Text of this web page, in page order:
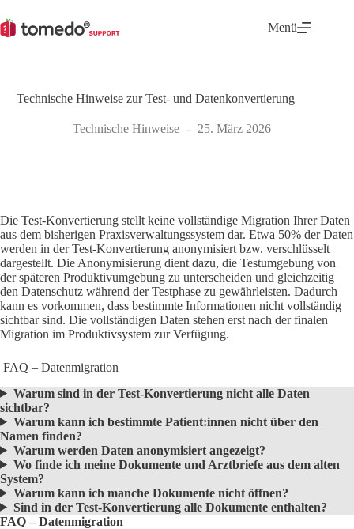
Inhalt
springen
Menü
Technische Hinweise zur Test- und Datenkonvertierung
Technische Hinweise 25. März 2026
Die Test-Konvertierung stellt keine vollständige Migration Ihrer Daten
aus dem bisherigen Praxisverwaltungssystem dar. Etwa 50% der Daten
werden in der Test-Konvertierung anonymisiert bzw. verschlüsselt
dargestellt. Die Anonymisierung dient dazu, die Testumgebung von
der späteren Produktivumgebung zu unterscheiden und gleichzeitig
den Datenschutz während der Testphase zu gewährleisten. Dadurch
kann es vorkommen, dass bestimmte Informationen nicht vollständig
sichtbar sind. Die vollständigen Daten stehen erst nach der finalen
Migration im Produktivsystem zur Verfügung.
FAQ – Datenmigration
Warum sind in der Test-Konvertierung nicht alle Daten
sichtbar?
Warum kann ich bestimmte Patient:innen nicht über den
Namen finden?
Warum werden Daten anonymisiert angezeigt?
Wo finde ich meine Dokumente und Arztbriefe aus dem alten
System?
Warum kann ich manche Dokumente nicht öffnen?
Sind in der Test-Konvertierung alle Dokumente enthalten?
FAQ – Datenmigration